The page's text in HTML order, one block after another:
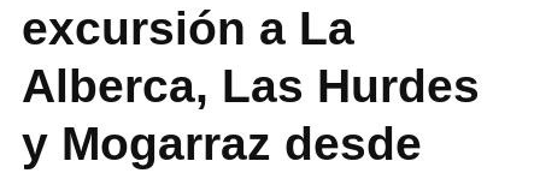
excursión a La
Alberca, Las Hurdes
y Mogarraz desde